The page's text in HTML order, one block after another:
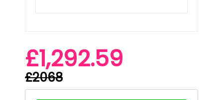
£1,292.59
£2068